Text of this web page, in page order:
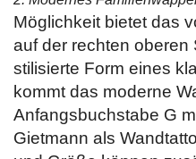
Möglichkeit bietet das
auf der rechten oberen
stilisierte Form eines
kommt das moderne
Anfangsbuchstabe G
Gietmann als